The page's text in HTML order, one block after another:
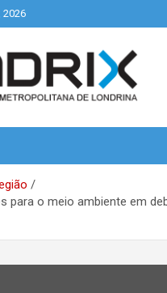
2026
para o meio ambiente em